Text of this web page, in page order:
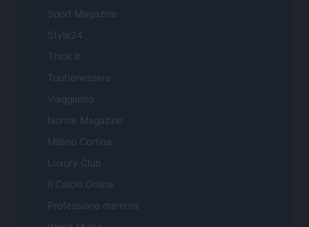
Sport Magazine
Style24
Think.it
Tuobenessere
Viaggiamo
Nonne Magazine
Milano Cortina
Luxury Club
Il Calcio Online
Professione mamma